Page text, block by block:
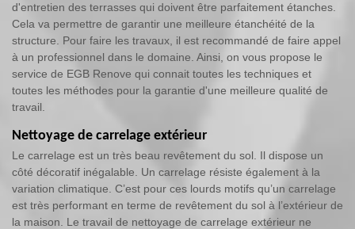
d'entretien des terrasses qui doivent être parfaitement étanches.
Cela va permettre de garantir une meilleure étanchéité de la
structure. Pour faire les travaux, il est recommandé de faire appel
à un professionnel dans le domaine. Ainsi, on vous propose le
service de EGB Renove qui connait toutes les techniques et
toutes les méthodes pour la garantie d'une meilleure qualité de
travail.
Nettoyage de carrelage extérieur
Le carrelage est un très beau revêtement du sol. Il dispose un
côté décoratif inégalable. Un carrelage résiste également à la
variation climatique. C’est pour ces lourds motifs qu’un carrelage
est très performant en terme de revêtement du sol à l’extérieur de
la maison. Le travail de nettoyage de carrelage extérieur ne